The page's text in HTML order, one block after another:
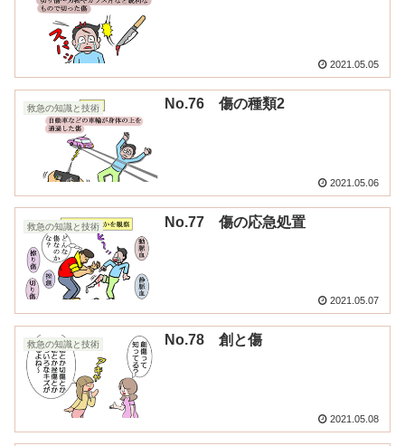
2021.05.05
救急の知識と技術 No.76 傷の種類2
2021.05.06
救急の知識と技術 No.77 傷の応急処置
2021.05.07
救急の知識と技術 No.78 創と傷
2021.05.08